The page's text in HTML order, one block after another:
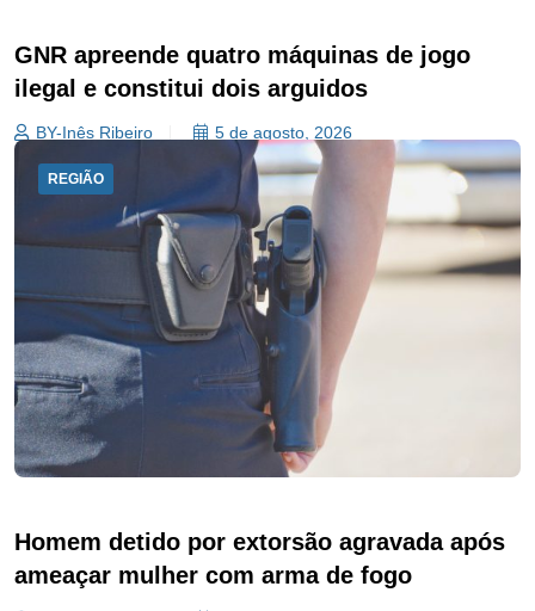
GNR apreende quatro máquinas de jogo
ilegal e constitui dois arguidos
BY-Inês Ribeiro 5 de agosto, 2026
REGIÃO
Homem detido por extorsão agravada após
ameaçar mulher com arma de fogo